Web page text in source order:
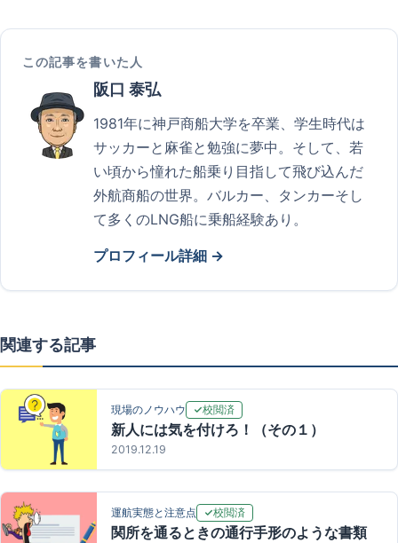
この記事を書いた人
阪口 泰弘
1981年に神戸商船大学を卒業、学生時代は
サッカーと麻雀と勉強に夢中。そして、若
い頃から憧れた船乗り目指して飛び込んだ
外航商船の世界。バルカー、タンカーそし
て多くのLNG船に乗船経験あり。
プロフィール詳細 →
関連する記事
現場のノウハウ 校閲済
新人には気を付けろ！（その１）
2019.12.19
運航実態と注意点 校閲済
関所を通るときの通行手形のような書類